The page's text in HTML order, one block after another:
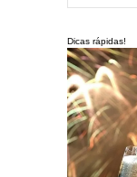
Dicas rápidas!